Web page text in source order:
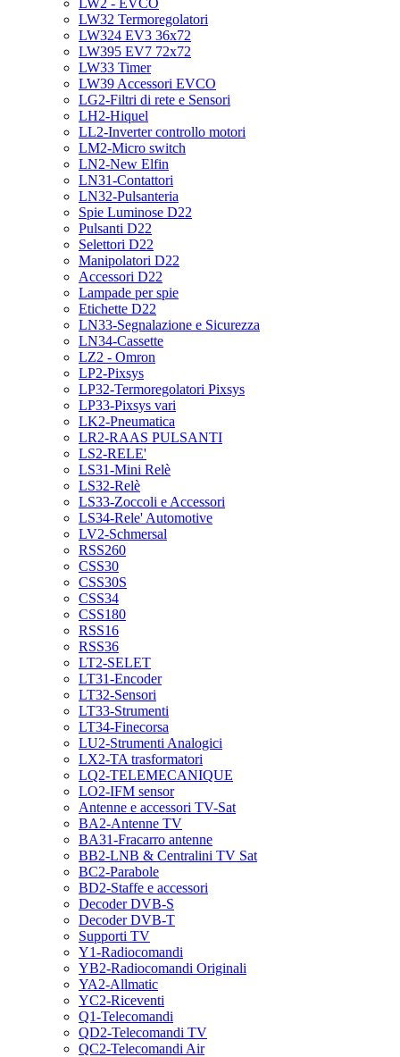
LW2 - EVCO
LW32 Termoregolatori
LW324 EV3 36x72
LW395 EV7 72x72
LW33 Timer
LW39 Accessori EVCO
LG2-Filtri di rete e Sensori
LH2-Hiquel
LL2-Inverter controllo motori
LM2-Micro switch
LN2-New Elfin
LN31-Contattori
LN32-Pulsanteria
Spie Luminose D22
Pulsanti D22
Selettori D22
Manipolatori D22
Accessori D22
Lampade per spie
Etichette D22
LN33-Segnalazione e Sicurezza
LN34-Cassette
LZ2 - Omron
LP2-Pixsys
LP32-Termoregolatori Pixsys
LP33-Pixsys vari
LK2-Pneumatica
LR2-RAAS PULSANTI
LS2-RELE'
LS31-Mini Relè
LS32-Relè
LS33-Zoccoli e Accessori
LS34-Rele' Automotive
LV2-Schmersal
RSS260
CSS30
CSS30S
CSS34
CSS180
RSS16
RSS36
LT2-SELET
LT31-Encoder
LT32-Sensori
LT33-Strumenti
LT34-Finecorsa
LU2-Strumenti Analogici
LX2-TA trasformatori
LQ2-TELEMECANIQUE
LO2-IFM sensor
Antenne e accessori TV-Sat
BA2-Antenne TV
BA31-Fracarro antenne
BB2-LNB & Centralini TV Sat
BC2-Parabole
BD2-Staffe e accessori
Decoder DVB-S
Decoder DVB-T
Supporti TV
Y1-Radiocomandi
YB2-Radiocomandi Originali
YA2-Allmatic
YC2-Riceventi
Q1-Telecomandi
QD2-Telecomandi TV
QC2-Telecomandi Air